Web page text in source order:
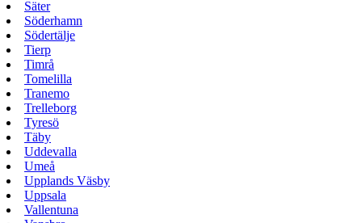
Säter
Söderhamn
Södertälje
Tierp
Timrå
Tomelilla
Tranemo
Trelleborg
Tyresö
Täby
Uddevalla
Umeå
Upplands Väsby
Uppsala
Vallentuna